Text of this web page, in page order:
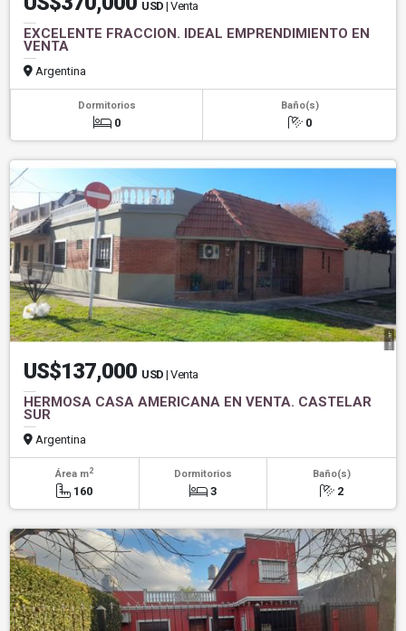
USD | Venta
EXCELENTE FRACCION. IDEAL EMPRENDIMIENTO EN
VENTA
Argentina
Dormitorios
0
Baño(s)
0
US$137,000 USD | Venta
HERMOSA CASA AMERICANA EN VENTA. CASTELAR
SUR
Argentina
Área m2
160
Dormitorios
3
Baño(s)
2